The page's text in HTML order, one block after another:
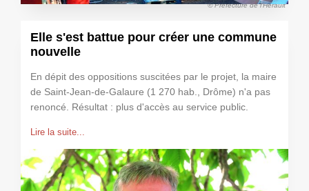
© Préfecture de l'Hérault
Elle s'est battue pour créer une commune
nouvelle
En dépit des oppositions suscitées par le projet, la maire
de Saint-Jean-de-Galaure (1 270 hab., Drôme) n'a pas
renoncé. Résultat : plus d'accès au service public.
Lire la suite...